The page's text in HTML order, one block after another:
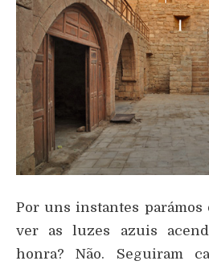
Por uns instantes
ver as luzes azuis
honra? Não. Seguiram